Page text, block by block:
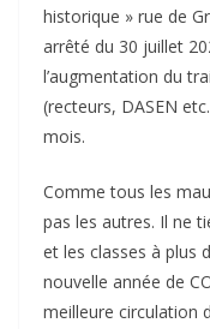
historique » rue de
arrêté du 30 juillet
l’augmentation du
(recteurs, DASEN
mois.
Comme tous les
pas les autres. Il ne
et les classes à plus
nouvelle année de
meilleure circulation